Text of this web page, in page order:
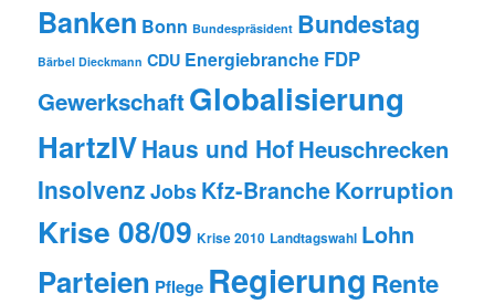
Banken Bonn Bundespräsident Bundestag
Bärbel Dieckmann CDU Energiebranche FDP
GewerkschaftGlobalisierung
HartzIVHaus und HofHeuschrecken
Insolvenz Jobs Kfz-BrancheKorruption
Krise 08/09 Krise 2010 Landtagswahl Lohn
Parteien Pflege Regierung Rente